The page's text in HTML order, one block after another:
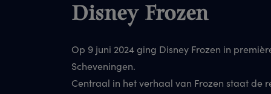
Disney Frozen
Op 9 juni 2024 ging Disney Frozen in
Scheveningen.
Centraal in het verhaal van Frozen staat de